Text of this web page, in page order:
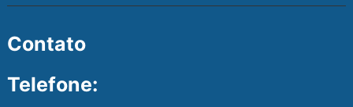
Contato
Telefone: